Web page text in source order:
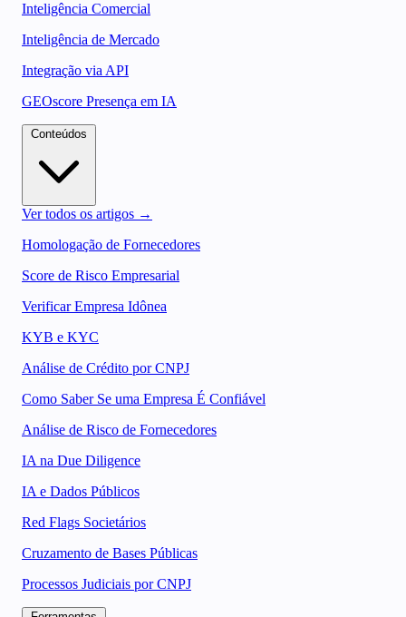
Inteligência Comercial
Inteligência de Mercado
Integração via API
GEOscore Presença em IA
Ver todos os artigos →
Homologação de Fornecedores
Score de Risco Empresarial
Verificar Empresa Idônea
KYB e KYC
Análise de Crédito por CNPJ
Como Saber Se uma Empresa É Confiável
Análise de Risco de Fornecedores
IA na Due Diligence
IA e Dados Públicos
Red Flags Societários
Cruzamento de Bases Públicas
Processos Judiciais por CNPJ